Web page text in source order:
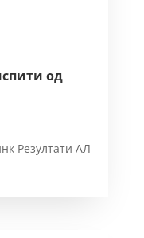
од
Резултати АЛ